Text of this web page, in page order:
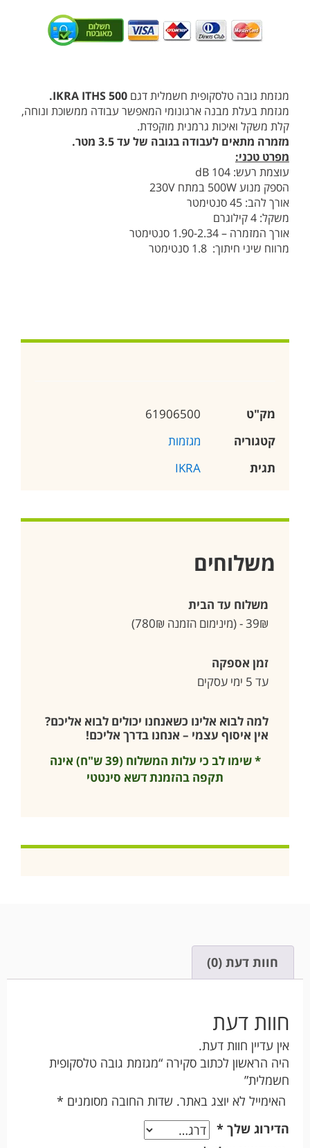
מגזמת גובה טלסקופית חשמלית דגם IKRA ITHS 500.
מגזמת בעלת מבנה ארגונומי המאפשר עבודה ממשוכת ונוחה,
קלת משקל ואיכות גרמנית מוקפדת.
מזמרה מתאים לעבודה בגובה של עד 3.5 מטר.
מפרט טכני:
עוצמת רעש: 104 dB
הספק מנוע 500W במתח 230V
אורך להב: 45 סנטימטר
משקל: 4 קילוגרם
אורך המזמרה – 1.90-2.34 סנטימטר
מרווח שיני חיתוך: 1.8 סנטימטר
מק"ט
61906500
קטגוריה
מגזמות
תגית
IKRA
משלוחים
משלוח עד הבית
39₪ - (מינימום הזמנה 780₪)
זמן אספקה
עד 5 ימי עסקים
למה לבוא אלינו כשאנחנו יכולים לבוא אליכם?
אין איסוף עצמי – אנחנו בדרך אליכם!
* שימו לב כי עלות המשלוח (39 ש"ח) אינה
תקפה בהזמנת דשא סינטטי
חוות דעת (0)
חוות דעת
אין עדיין חוות דעת.
היה הראשון לכתוב סקירה “מגזמת גובה טלסקופית
חשמלית”
האימייל לא יוצג באתר. שדות החובה מסומנים *
הדירוג שלך *